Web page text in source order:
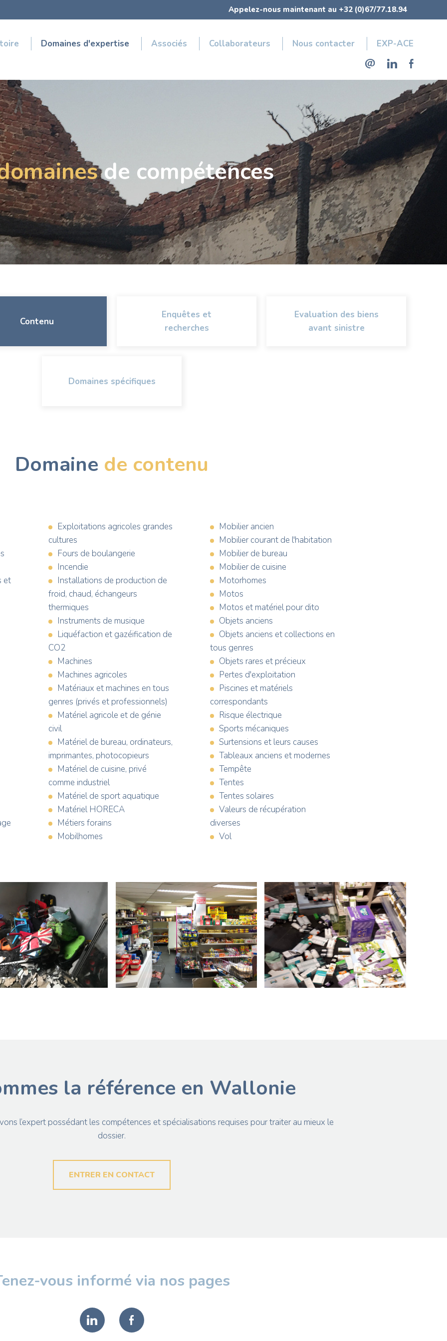
Domaines d'expertise Associés Collaborateurs Nous contacter EXP-ACE
Appelez-nous maintenant au +32 (0)67/77.18.94
de compétences
Contenu
Enquêtes et
recherches
Evaluation des biens
avant sinistre
Domaines spécifiques
Domaine de contenu
et
Exploitations agricoles grandes
cultures
Fours de boulangerie
Incendie
Installations de production de
froid, chaud, échangeurs
thermiques
Instruments de musique
Liquéfaction et gazéification de
CO2
Machines
Machines agricoles
Matériaux et machines en tous
genres (privés et professionnels)
Matériel agricole et de génie
civil
Matériel de bureau, ordinateurs,
imprimantes, photocopieurs
Matériel de cuisine, privé
comme industriel
Matériel de sport aquatique
Matériel HORECA
Métiers forains
Mobilhomes
Mobilier ancien
Mobilier courant de l'habitation
Mobilier de bureau
Mobilier de cuisine
Motorhomes
Motos
Motos et matériel pour dito
Objets anciens
Objets anciens et collections en
tous genres
Objets rares et précieux
Pertes d'exploitation
Piscines et matériels
correspondants
Risque électrique
Sports mécaniques
Surtensions et leurs causes
Tableaux anciens et modernes
Tempête
Tentes
Tentes solaires
Valeurs de récupération
diverses
Vol
Photo
88
Photo
89
la référence en Wallonie
l’expert possédant les compétences et spécialisations requises pour traiter au mieux le
dossier.
ENTRER EN CONTACT
vous informé via nos pages